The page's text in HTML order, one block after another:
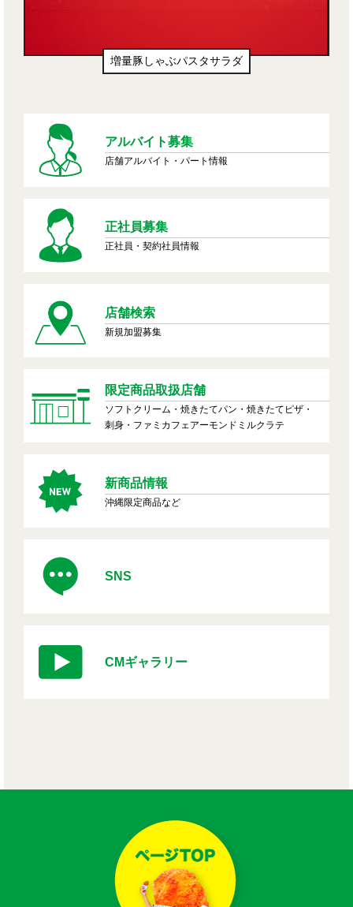
増量豚しゃぶパスタサラダ
アルバイト募集
店舗アルバイト・パート情報
正社員募集
正社員・契約社員情報
店舗検索
新規加盟募集
限定商品取扱店舗
ソフトクリーム・焼きたてパン・焼きたてピザ・
刺身・ファミカフェアーモンドミルクラテ
新商品情報
沖縄限定商品など
SNS
CMギャラリー